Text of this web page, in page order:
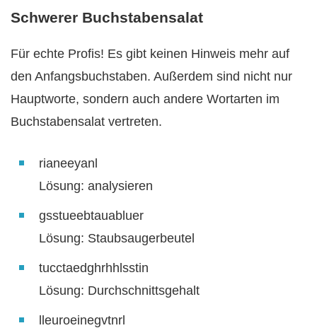
Schwerer Buchstabensalat
Für echte Profis! Es gibt keinen Hinweis mehr auf
den Anfangsbuchstaben. Außerdem sind nicht nur
Hauptworte, sondern auch andere Wortarten im
Buchstabensalat vertreten.
rianeeyanl
Lösung: analysieren
gsstueebtauabluer
Lösung: Staubsaugerbeutel
tucctaedghrhhlsstin
Lösung: Durchschnittsgehalt
lleuroeinegvtnrl